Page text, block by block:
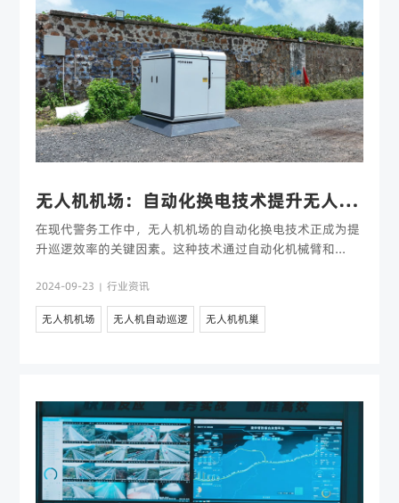
无人机机场：自动化换电技术提升无人机巡逻效率
在现代警务工作中，无人机机场的自动化换电技术正成为提
升巡逻效率的关键因素。这种技术通过自动化机械臂和...
2024-09-23 | 行业资讯
无人机机场 无人机自动巡逻 无人机机巢